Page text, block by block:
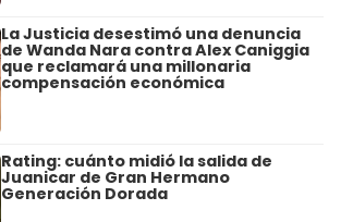
La Justicia desestimó una denuncia
de Wanda Nara contra Alex Caniggia
que reclamará una millonaria
compensación económica
Rating: cuánto midió la salida de
Juanicar de Gran Hermano
Generación Dorada